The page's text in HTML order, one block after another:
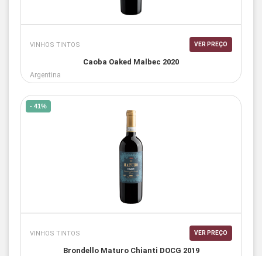
VINHOS TINTOS VER PREÇO
Caoba Oaked Malbec 2020
Argentina
- 41%
VINHOS TINTOS VER PREÇO
Brondello Maturo Chianti DOCG 2019